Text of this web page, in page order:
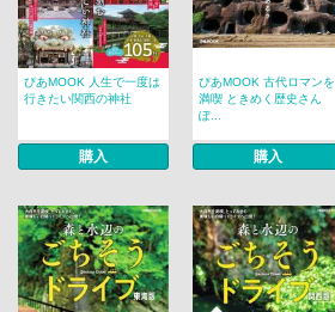
ぴあMOOK 人生で一度は
行きたい関西の神社
購入
ぴあMOOK 古代ロマンを
満喫 ときめく歴史さん
ぽ...
購入